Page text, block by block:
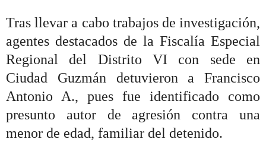
Tras llevar a cabo trabajos de investigación,
agentes destacados de la Fiscalía Especial
Regional del Distrito VI con sede en
Ciudad Guzmán detuvieron a Francisco
Antonio A., pues fue identificado como
presunto autor de agresión contra una
menor de edad, familiar del detenido.